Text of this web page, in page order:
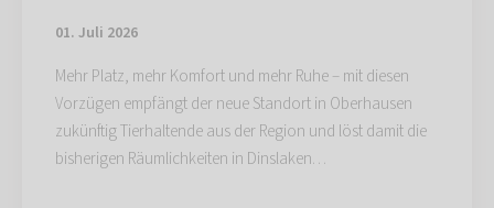
01. Juli 2026
Mehr Platz, mehr Komfort und mehr Ruhe – mit diesen
Vorzügen empfängt der neue Standort in Oberhausen
zukünftig Tierhaltende aus der Region und löst damit die
bisherigen Räumlichkeiten in Dinslaken…